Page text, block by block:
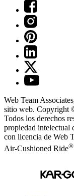
Web Team
sitio web. Copyright
Todos los derechos
propiedad intelectual
con licencia de Web
Air-Cushioned Ride®